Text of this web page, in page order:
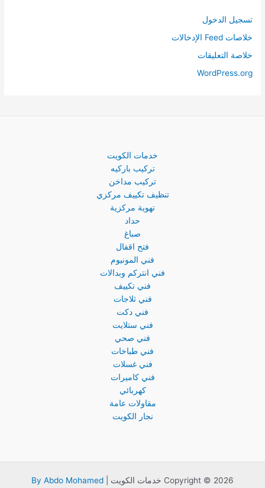
تسجيل الدخول
خلاصات Feed الإدخالات
خلاصة التعليقات
WordPress.org
خدمات الكويت
تركيب باركيه
تركيب مداخن
تنظيف تكييف مركزي
تهوية مركزية
حداد
صباغ
فتح اقفال
فني المونيوم
فني انتركم وبدالات
فني تكييف
فني ثلاجات
فني دكت
فني ستلايت
فني صحي
فني طباخات
فني غسلات
فني كاميرات
كهربائي
مقاولات عامة
نجار الكويت
Copyright © 2026 خدمات الكويت | By Abdo Mohamed